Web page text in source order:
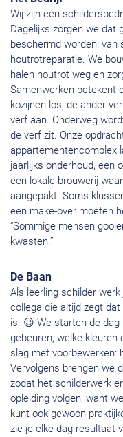
Wij zijn een
Dagelijks zorgen we dat
beschermd worden:
houtrotreparatie. We
halen houtrot weg en
Samenwerken betekent
kozijnen los, de ander
verf aan. Onderweg
de verf zit. Onze
appartementencomplex
jaarlijks onderhoud, een
een lokale brouwerij
aangepakt. Soms
een make-over moeten
“Sommige mensen
kwasten.”
De Baan
Als leerling schilder
collega die altijd zegt
is. 😉 We starten de
gebeuren, welke kleuren
slag met voorbewerken:
Vervolgens brengen we
zodat het schilderwerk
opleiding volgen, want
kunt ook gewoon
zie je elke dag resultaat